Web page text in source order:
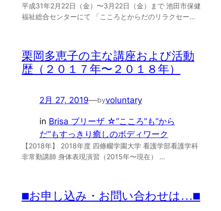
平成31年2月22日（金）〜3月22日（金）まで 池田市保健
福祉総合センターにて 「こころとからだのリラクセー…
栗岡多恵子の主な講座および活動
歴（２０１７年〜２０１８年）
2月 27, 2019—byvoluntary
in Brisa ブリーザ ☆“こころ”も“から
だ”もすっきり癒しのボディワーク
【2018年】 2018年度 四條畷学園大学 看護学部看護学科
非常勤講師 身体表現演習（2015年〜現在） …
■お申し込み・お問い合わせは…■